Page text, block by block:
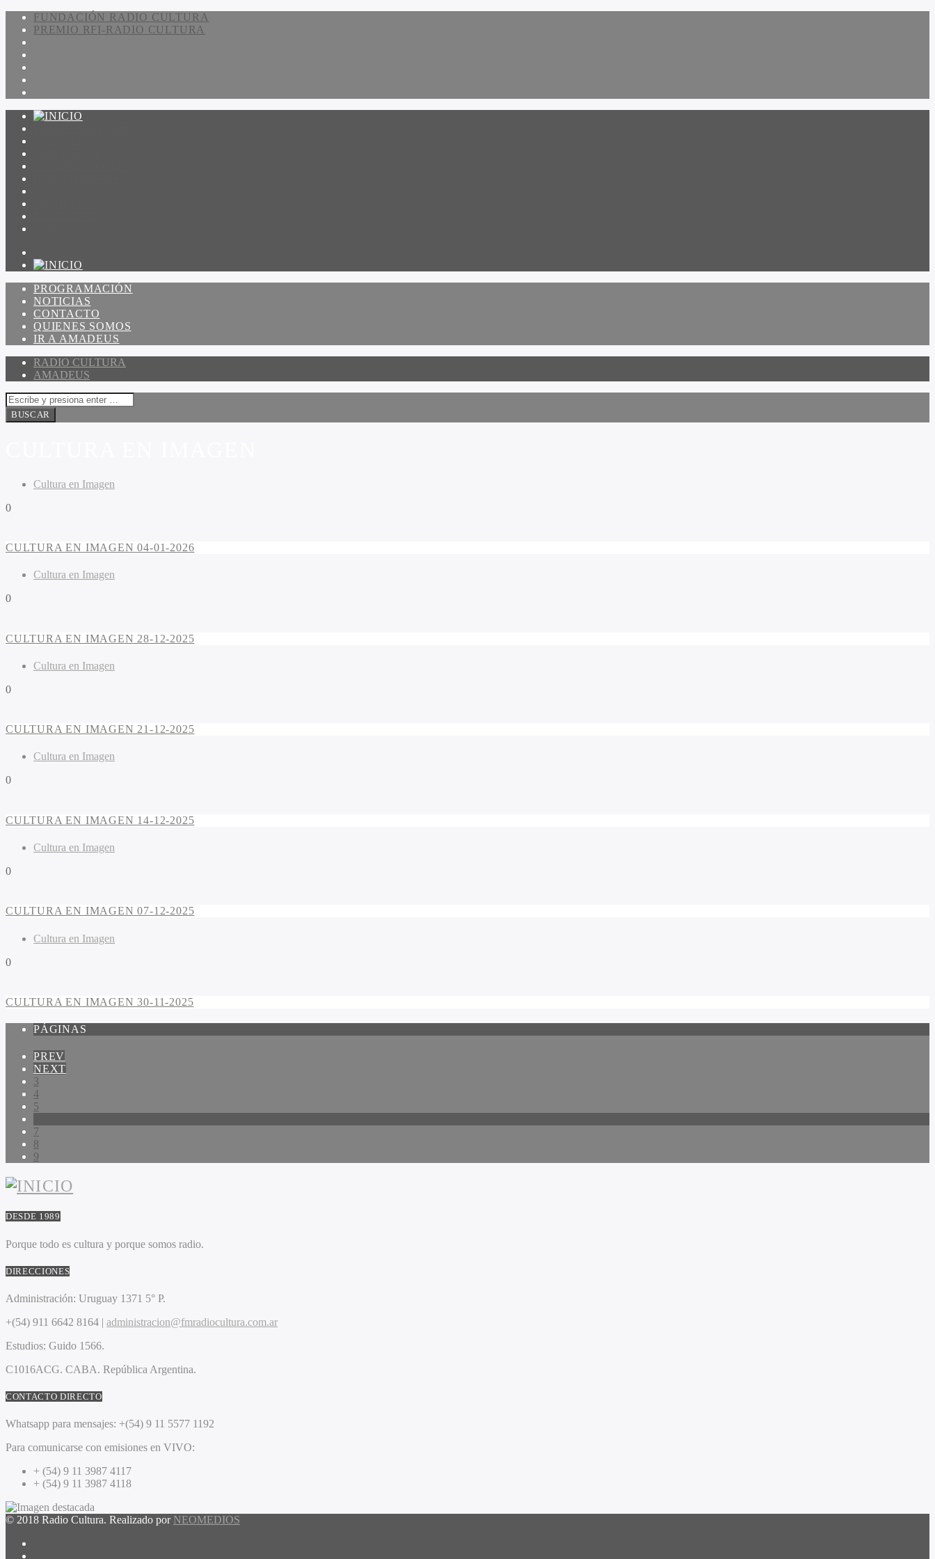
FUNDACIÓN RADIO CULTURA
PREMIO RFI-RADIO CULTURA
PROGRAMACIÓN
NOTICIAS
CONTACTO
QUIENES SOMOS
IR A AMADEUS
RADIO CULTURA
AMADEUS
Cultura en Imagen
0
CULTURA EN IMAGEN 04-01-2026
Cultura en Imagen
0
CULTURA EN IMAGEN 28-12-2025
Cultura en Imagen
0
CULTURA EN IMAGEN 21-12-2025
Cultura en Imagen
0
CULTURA EN IMAGEN 14-12-2025
Cultura en Imagen
0
CULTURA EN IMAGEN 07-12-2025
Cultura en Imagen
0
CULTURA EN IMAGEN 30-11-2025
PÁGINAS
PREV
NEXT
3
4
5
7
8
9
DESDE 1989
Porque todo es cultura y porque somos radio.
DIRECCIONES
Administración: Uruguay 1371 5° P.
+(54) 911 6642 8164 | administracion@fmradiocultura.com.ar
Estudios: Guido 1566.
C1016ACG. CABA. República Argentina.
CONTACTO DIRECTO
Whatsapp para mensajes: +(54) 9 11 5577 1192
Para comunicarse con emisiones en VIVO:
+ (54) 9 11 3987 4117
+ (54) 9 11 3987 4118
© 2018 Radio Cultura. Realizado por NEOMEDIOS